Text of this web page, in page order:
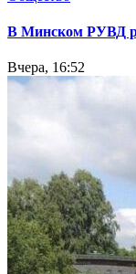
В Минском РУВД
Вчера, 16:52